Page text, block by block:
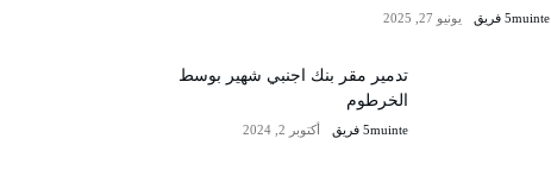
5muinte فريق يونيو 27, 2025
تدمير مقر بنك اجنبي شهير بوسط
الخرطوم
5muinte فريق أكتوبر 2, 2024